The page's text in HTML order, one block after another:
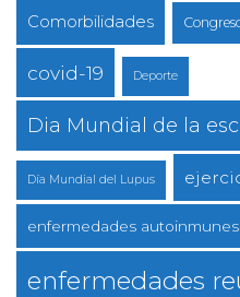
Comorbilidades
covid-19 Deporte
Dia Mundial de la
Día Mundial del Lupus
enfermedades autoinmunes
enfermedades